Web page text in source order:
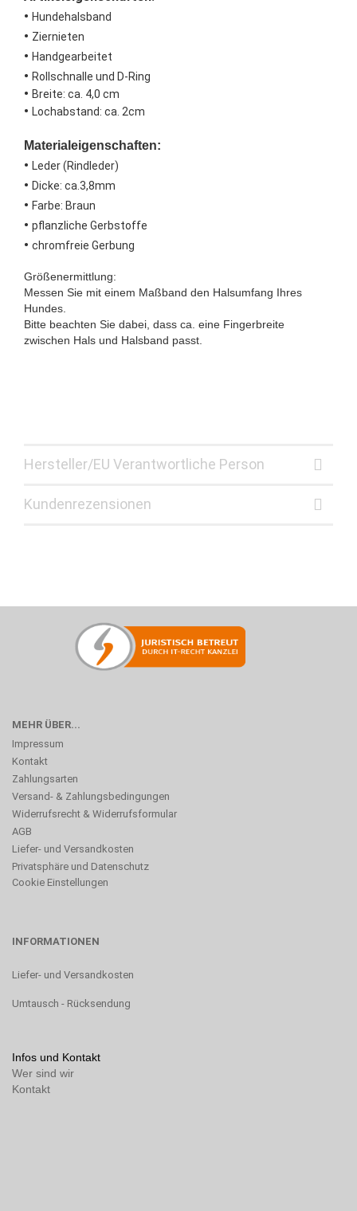
• Hundehalsband
• Ziernieten
• Handgearbeitet
• Rollschnalle und D-Ring
• Breite: ca. 4,0 cm
• Lochabstand: ca. 2cm
Materialeigenschaften:
• Leder (Rindleder)
• Dicke: ca.3,8mm
• Farbe: Braun
• pflanzliche Gerbstoffe
• chromfreie Gerbung
Größenermittlung:
Messen Sie mit einem Maßband den Halsumfang Ihres
Hundes.
Bitte beachten Sie dabei, dass ca. eine Fingerbreite
zwischen Hals und Halsband passt.
Hersteller/EU Verantwortliche Person
Kundenrezensionen
MEHR ÜBER...
Impressum
Kontakt
Zahlungsarten
Versand- & Zahlungsbedingungen
Widerrufsrecht & Widerrufsformular
AGB
Liefer- und Versandkosten
Privatsphäre und Datenschutz
Cookie Einstellungen
INFORMATIONEN
Liefer- und Versandkosten
Umtausch - Rücksendung
Infos und Kontakt
Wer sind wir
Kontakt